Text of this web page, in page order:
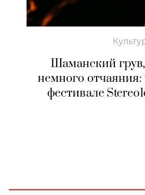
Шаманский
немного отчаяния:
фестивале